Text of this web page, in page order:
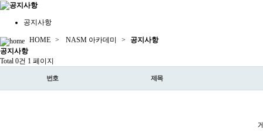
공지사항
HOME > NASM 아카데미 >
공지사항
공지 사항
Total 0건 1 페이지
번호 제목